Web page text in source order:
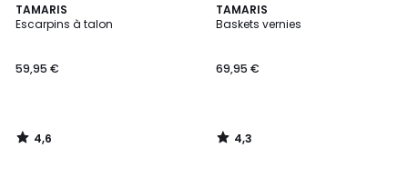
TAMARIS
Escarpins à talon
59,95 €
4,6
/ 5
4,6
/
TAMARIS
Baskets vernies
69,95 €
4,3
/ 5
4,3
/